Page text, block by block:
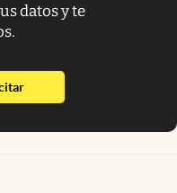
datos y te
abre en nueva pestaña